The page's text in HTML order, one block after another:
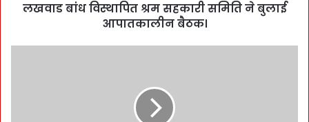
लखवाड बांध विस्थापित श्रम सहकारी समिति ने बुलाई
आपातकालीन बैठक।